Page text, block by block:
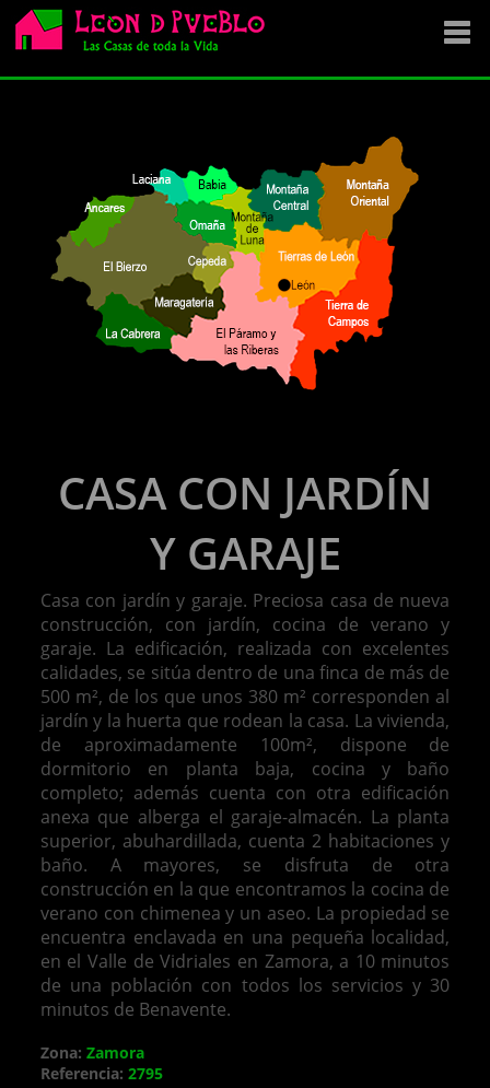
SE VENDE
OFERTAS
NOVEDADES
VENDEMOS TU CASA
DÓNDE COMPRAR ?
CASA CON JARDÍN
Y GARAJE
Casa con jardín y garaje. Preciosa casa de nueva
construcción, con jardín, cocina de verano y
garaje. La edificación, realizada con excelentes
calidades, se sitúa dentro de una finca de más de
500 m², de los que unos 380 m² corresponden al
jardín y la huerta que rodean la casa. La vivienda,
de aproximadamente 100m², dispone de
dormitorio en planta baja, cocina y baño
completo; además cuenta con otra edificación
anexa que alberga el garaje-almacén. La planta
superior, abuhardillada, cuenta 2 habitaciones y
baño. A mayores, se disfruta de otra
construcción en la que encontramos la cocina de
verano con chimenea y un aseo. La propiedad se
encuentra enclavada en una pequeña localidad,
en el Valle de Vidriales en Zamora, a 10 minutos
de una población con todos los servicios y 30
minutos de Benavente.
Zona: Zamora
Referencia: 2795